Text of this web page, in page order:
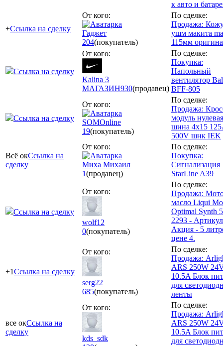
к авто и
+Ссылка на сделку
От кого:
Гаджет
204(покупатель)
По сделке:
Продажа:
ушм макита
115мм
Ссылка на сделку
От кого:
Kalina 3
МАГАЗИН930(продавец)
По сделке:
Покупка:
Напольный
вентилятор
BFF-805
Ссылка на сделку
От кого:
SOMOnline
19(покупатель)
По сделке:
Продажа:
модуль нулевая
шина 4х15
500V шнк IEK
Всё окСсылка на
сделку
От кого:
Миха Михаил
1(продавец)
По сделке:
Покупка:
Сигнализация
StarLine A39
Ссылка на сделку
От кого:
wolf12
0(покупатель)
По сделке:
Продажа:
масло Liqui
Optimal Synth
2293 -
Акция - 5
цене 4.
+1Ссылка на сделку
От кого:
serg22
685(покупатель)
По сделке:
Продажа:
ARS 250W
10.5A Блок
для
ленты
все окСсылка на
сделку
От кого:
kds_sdk
По сделке:
Продажа:
ARS 250W
10.5A Блок
для